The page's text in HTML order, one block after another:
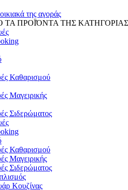
της αγοράς
ΤΑ ΠΡΟΪΌΝΤΑ ΤΗΣ ΚΑΤΗΓΟΡΙΑΣ
Καθαρισμού
Μαγειρικής
Σιδερώματος
Καθαρισμού
Μαγειρικής
Σιδερώματος
Κουζίνας